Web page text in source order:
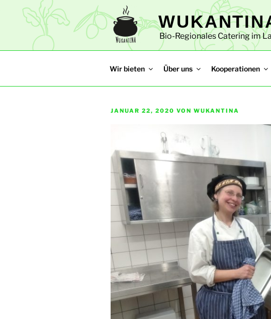
Bio-Regionales Catering im
Wir bieten Über uns Kooperationen
VERÖFFENTLICHT
JANUAR 22, 2020 VON WUKANTINA